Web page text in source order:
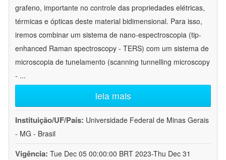
grafeno, importante no controle das propriedades elétricas,
térmicas e ópticas deste material bidimensional. Para isso,
iremos combinar um sistema de nano-espectroscopia (tip-
enhanced Raman spectroscopy - TERS) com um sistema de
microscopia de tunelamento (scanning tunnelling microscopy
- ...
leia mais
Instituição/UF/País: Universidade Federal de Minas Gerais
- MG - Brasil
Vigência: Tue Dec 05 00:00:00 BRT 2023-Thu Dec 31